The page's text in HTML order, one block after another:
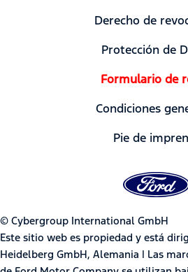
Derecho de
Protección de
Formulario de
Condiciones
Pie de
© Cybergroup International GmbH
Este sitio web es propiedad y está
Heidelberg GmbH, Alemania | Las